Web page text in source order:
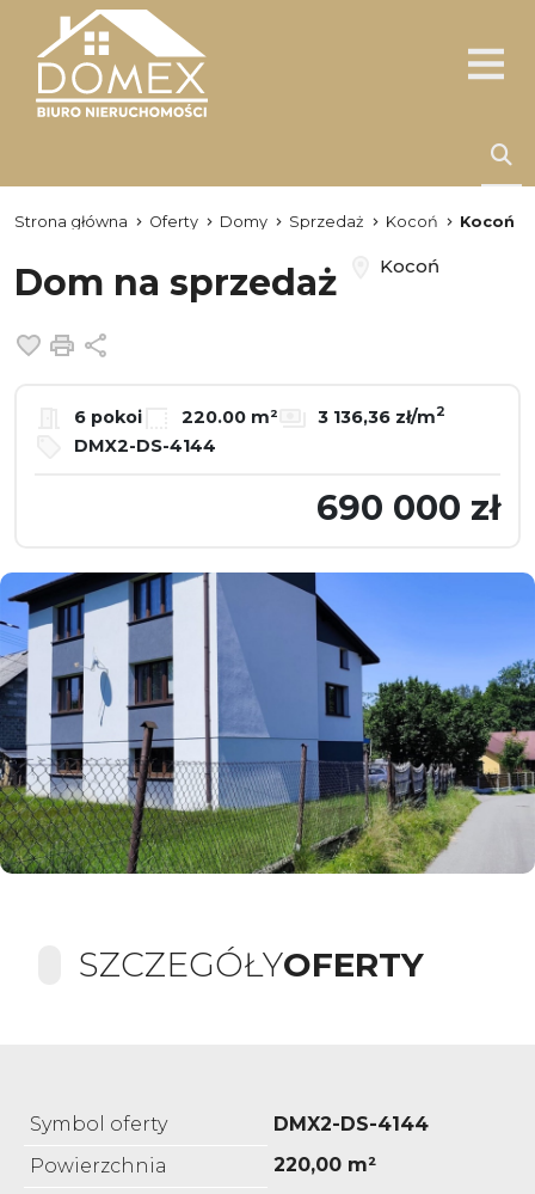
Strona główna Oferty Domy Sprzedaż Kocoń Kocoń
Dom na sprzedaż Kocoń
Dodaj do ulubionych
Drukuj
6 pokoi 220.00 m² 3 136,36 zł/m2
DMX2-DS-4144
690 000 zł
SZCZEGÓŁYOFERTY
Symbol oferty
DMX2-DS-4144
Powierzchnia
220,00 m²